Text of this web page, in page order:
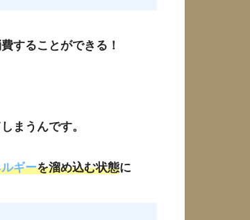
することができる！
まうんです。
ギーを溜め込む状態に